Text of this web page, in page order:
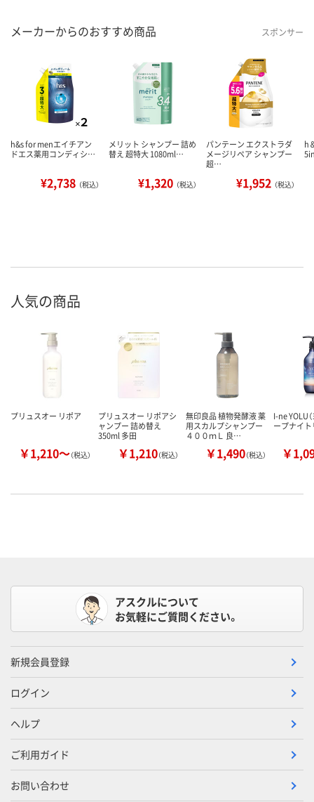
メーカーからのおすすめ商品 スポンサー
h&s for menエイチアン
ドエス薬用コンディシ…
¥2,738 （税込）
メリット シャンプー 詰め
替え 超特大 1080ml…
¥1,320 （税込）
パンテーン エクストラダ
メージリペア シャンプー
超…
¥1,952 （税込）
h
人気の商品
プリュスオー リポア
￥1,210～（税込）
プリュスオー リポアシ
ャンプー 詰め替え
350ml 多田
￥1,210（税込）
無印良品 植物発酵液 薬
用スカルプシャンプー
４００ｍＬ 良…
￥1,490（税込）
I-ne YOLU
ープナイ
￥
アスクルについて
お気軽にご質問ください。
新規会員登録
ログイン
ヘルプ
ご利用ガイド
お問い合わせ